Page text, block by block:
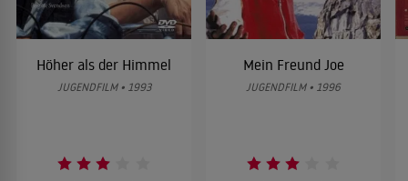
Höher als der Himmel
JUGENDFILM • 1993
Mein Freund Joe
JUGENDFILM • 1996